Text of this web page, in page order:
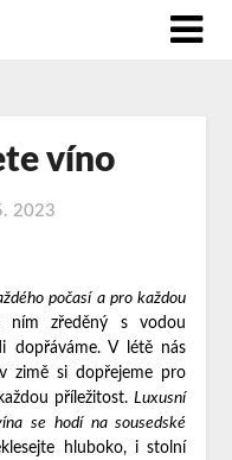
víno
2023
počasí a pro každou
zředěný s vodou
dopřáváme. V létě nás
zimě si dopřejeme pro
příležitost.Luxusní
se hodí na sousedské
hluboko, i stolní